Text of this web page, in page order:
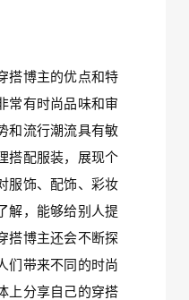
搭博主的优点和特
常有时尚品味和审
和流行潮流具有敏
搭配服装，展现个
服饰、配饰、彩妆
解，能够给别人提
搭博主还会不断探
们带来不同的时尚
上分享自己的穿搭